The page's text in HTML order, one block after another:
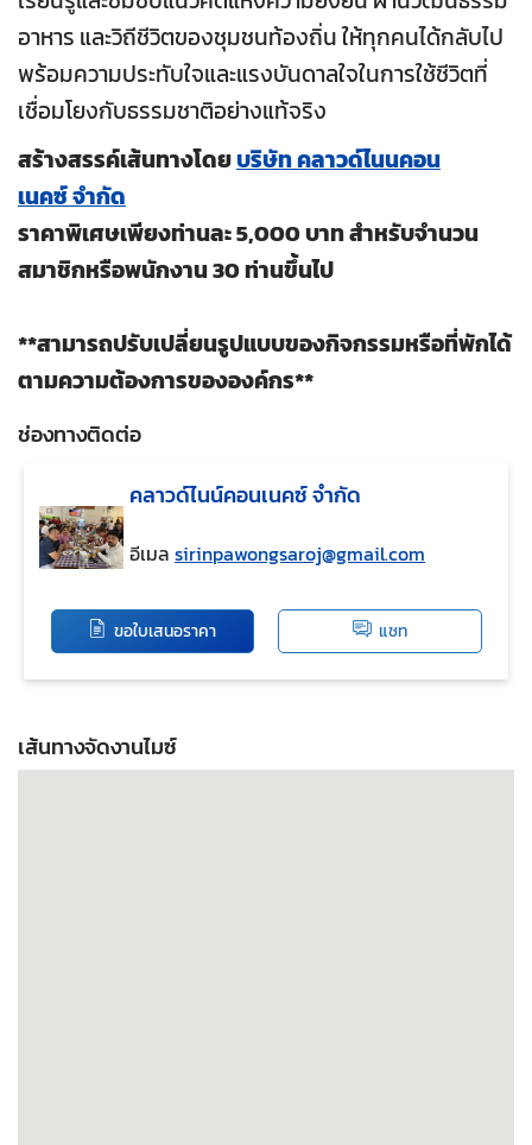
อาหาร และวิถีชีวิตของชุมชนท้องถิ่น ให้ทุกคนได้กลับไป
พร้อมความประทับใจและแรงบันดาลใจในการใช้ชีวิตที่
เชื่อมโยงกับธรรมชาติอย่างแท้จริง
สร้างสรรค์เส้นทางโดยบริษัทคลาวด์ไนนคอน
เนคซ์จำกัด
ราคาพิเศษเพียงท่านละ 5,000 บาท สำหรับจำนวน
สมาชิกหรือพนักงาน 30 ท่านขึ้นไป
**สามารถปรับเปลี่ยนรูปแบบของกิจกรรมหรือที่พักได้
ตามความต้องการขององค์กร**
ช่องทางติดต่อ
คลาวด์ไนน์คอนเนคซ์ จำกัด
อีเมลsirinpawongsaroj@gmail.com
ขอใบเสนอราคา แชท
เส้นทางจัดงานไมซ์